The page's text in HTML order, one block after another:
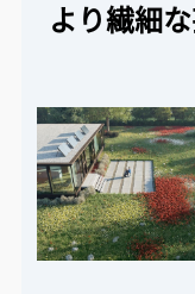
より繊細